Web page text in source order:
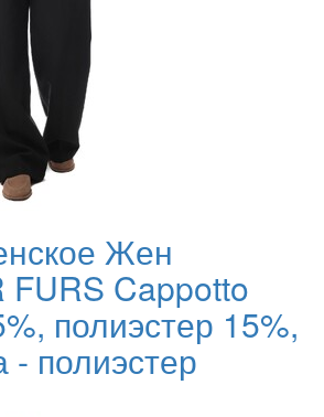
Жен
FURS Cappotto
полиэстер 15%,
- полиэстер